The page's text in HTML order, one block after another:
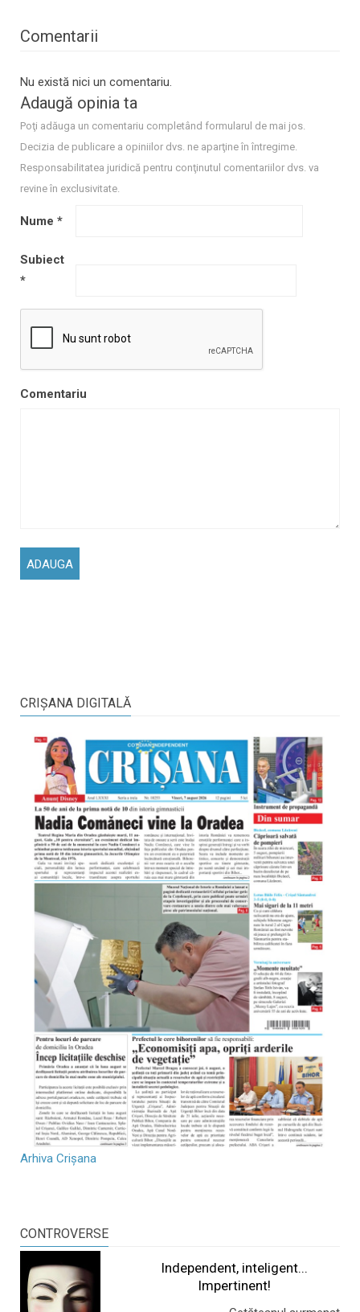
Comentarii
Nu există nici un comentariu.
Adaugă opinia ta
Poţi adăuga un comentariu completând formularul de mai jos.
Decizia de publicare a opiniilor dvs. ne aparţine în întregime.
Responsabilitatea juridică pentru conţinutul comentariilor dvs. va
revine în exclusivitate.
Nume *
Subiect
*
Comentariu
CRIŞANA DIGITALĂ
Arhiva Crișana
CONTROVERSE
Independent, inteligent...
Impertinent!